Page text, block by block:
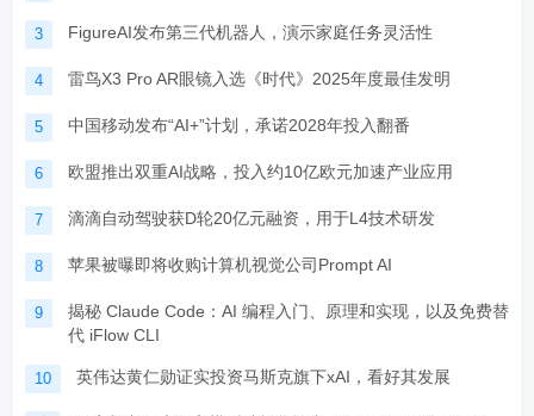
3 FigureAI发布第三代机器人，演示家庭任务灵活性
4 雷鸟X3 Pro AR眼镜入选《时代》2025年度最佳发明
5 中国移动发布“AI+”计划，承诺2028年投入翻番
6 欧盟推出双重AI战略，投入约10亿欧元加速产业应用
7 滴滴自动驾驶获D轮20亿元融资，用于L4技术研发
8 苹果被曝即将收购计算机视觉公司Prompt AI
9
揭秘 Claude Code：AI 编程入门、原理和实现，以及免费替
代 iFlow CLI
10 英伟达黄仁勋证实投资马斯克旗下xAI，看好其发展